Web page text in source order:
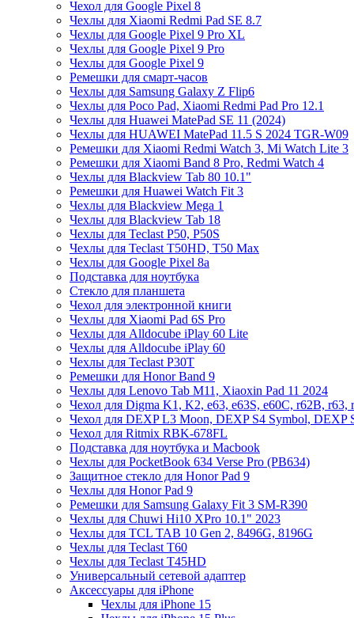
Чехол для Google Pixel 8
Чехлы для Xiaomi Redmi Pad SE 8.7
Чехлы для Google Pixel 9 Pro XL
Чехлы для Google Pixel 9 Pro
Чехлы для Google Pixel 9
Ремешки для смарт-часов
Чехлы для Samsung Galaxy Z Flip6
Чехлы для Poco Pad, Xiaomi Redmi Pad Pro 12.1
Чехлы для Huawei MatePad SE 11 (2024)
Чехлы для HUAWEI MatePad 11.5 S 2024 TGR-W09
Ремешки для Xiaomi Redmi Watch 3, Mi Watch Lite 3
Ремешки для Xiaomi Band 8 Pro, Redmi Watch 4
Чехлы для Blackview Tab 80 10.1"
Ремешки для Huawei Watch Fit 3
Чехлы для Blackview Mega 1
Чехлы для Blackview Tab 18
Чехлы для Teclast P50, P50S
Чехлы для Teclast T50HD, T50 Max
Чехлы для Google Pixel 8a
Подставка для ноутбука
Стекло для планшета
Чехол для электронной книги
Чехлы для Xiaomi Pad 6S Pro
Чехлы для Alldocube iPlay 60 Lite
Чехлы для Alldocube iPlay 60
Чехлы для Teclast P30T
Ремешки для Honor Band 9
Чехлы для Lenovo Tab M11, Xiaoxin Pad 11 2024
Чехол для Digma K1, K2, e63, e63S, e60C, r62B, r63,
Чехол для DEXP L3 Moon, DEXP S4 Symbol, DEXP
Чехол для Ritmix RBK-678FL
Подставка для ноутбука и Macbook
Чехлы для PocketBook 634 Verse Pro (PB634)
Защитное стекло для Honor Pad 9
Чехлы для Honor Pad 9
Ремешки для Samsung Galaxy Fit 3 SM-R390
Чехлы для Chuwi Hi10 XPro 10.1" 2023
Чехлы для TCL TAB 10 Gen 2, 8496G, 8196G
Чехлы для Teclast T60
Чехлы для Teclast T45HD
Универсальный сетевой адаптер
Аксессуары для iPhone
Чехлы для iPhone 15